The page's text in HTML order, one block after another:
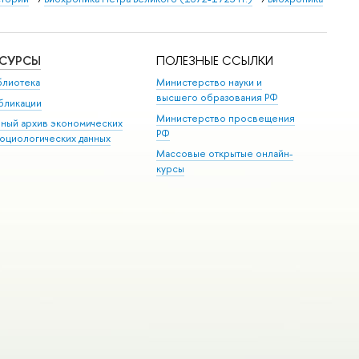
архив экономических
данных
ПОЛЕЗНЫЕ ССЫЛКИ
Министерство науки и
высшего образования РФ
Министерство просвещения
РФ
Массовые открытые онлайн-
курсы